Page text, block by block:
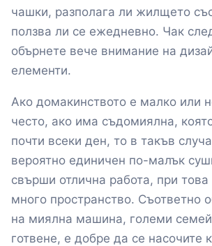
чашки, разполага ли жилщето
ползва ли се ежедневно. Чак
обърнете вече внимание на
елементи.
Ако домакинството е малко или
често, ако има съдомиялна,
почти всеки ден, то в такъв
вероятно единичен по-малък
свърши отлична работа, при
много пространство. Съответно
на миялна машина, големи
готвене, е добре да се насочите